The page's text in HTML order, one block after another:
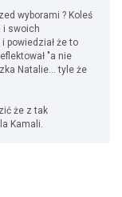
wyborami ? Koleś
i swoich
powiedział że to
"a nie
Natalie... tyle że
że z tak
Kamali.